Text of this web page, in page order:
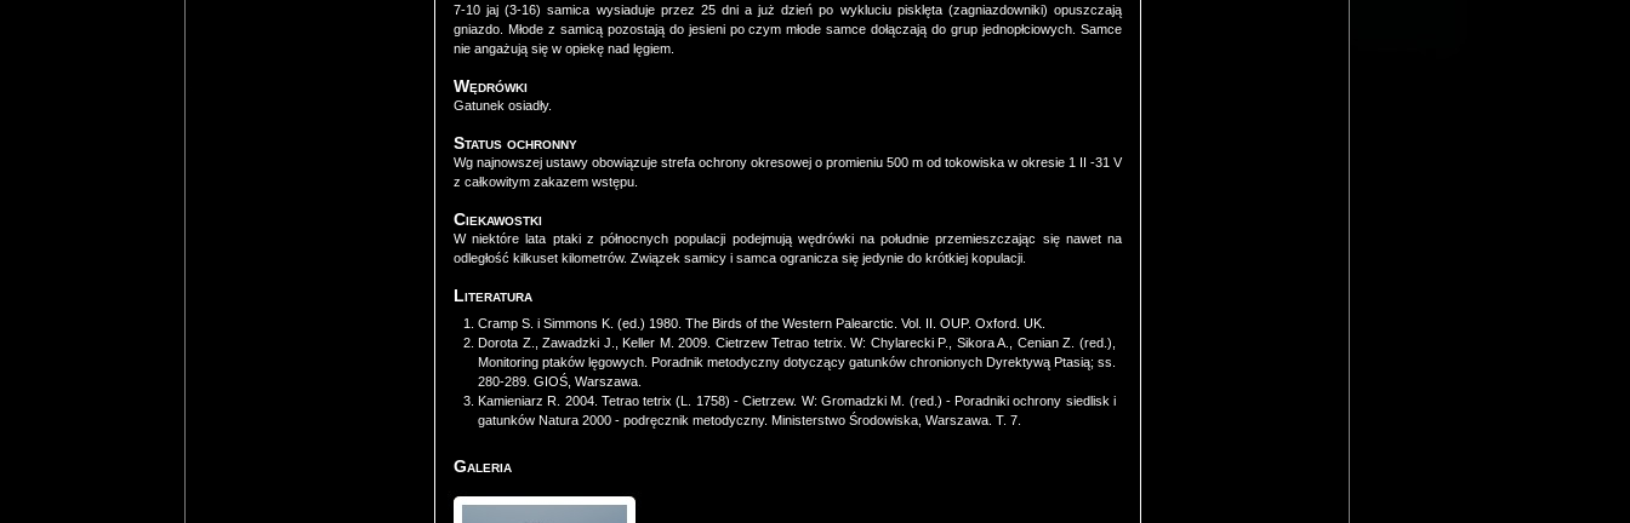
7-10 jaj (3-16) samica wysiaduje przez 25 dni a już dzień po wykluciu pisklęta (zagniazdowniki) opuszczają
gniazdo. Młode z samicą pozostają do jesieni po czym młode samce dołączają do grup jednopłciowych. Samce
nie angażują się w opiekę nad lęgiem.
Wędrówki
Gatunek osiadły.
Status ochronny
Wg najnowszej ustawy obowiązuje strefa ochrony okresowej o promieniu 500 m od tokowiska w okresie 1 II -31 V
z całkowitym zakazem wstępu.
Ciekawostki
W niektóre lata ptaki z północnych populacji podejmują wędrówki na południe przemieszczając się nawet na
odległość kilkuset kilometrów. Związek samicy i samca ogranicza się jedynie do krótkiej kopulacji.
Literatura
Cramp S. i Simmons K. (ed.) 1980. The Birds of the Western Palearctic. Vol. II. OUP. Oxford. UK.
Dorota Z., Zawadzki J., Keller M. 2009. Cietrzew Tetrao tetrix. W: Chylarecki P., Sikora A., Cenian Z. (red.),
Monitoring ptaków lęgowych. Poradnik metodyczny dotyczący gatunków chronionych Dyrektywą Ptasią; ss.
280-289. GIOŚ, Warszawa.
Kamieniarz R. 2004. Tetrao tetrix (L. 1758) - Cietrzew. W: Gromadzki M. (red.) - Poradniki ochrony siedlisk i
gatunków Natura 2000 - podręcznik metodyczny. Ministerstwo Środowiska, Warszawa. T. 7.
Galeria